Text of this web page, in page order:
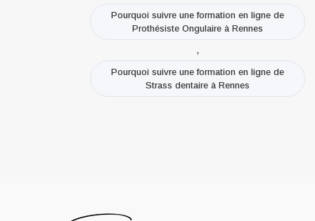
Pourquoi suivre une formation en ligne de
Prothésiste Ongulaire à Rennes
,
Pourquoi suivre une formation en ligne de
Strass dentaire à Rennes